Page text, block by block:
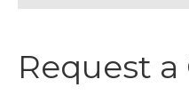
Request